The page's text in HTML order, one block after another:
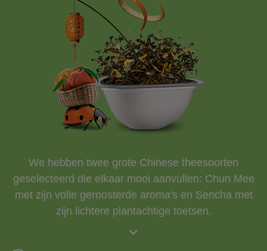
We hebben twee grote Chinese theesoorten
geselecteerd die elkaar mooi aanvullen: Chun Mee
met zijn volle geroosterde aroma's en Sencha met
zijn lichtere plantachtige toetsen.